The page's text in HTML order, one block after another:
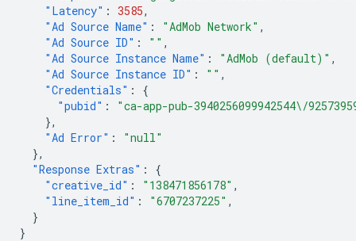
"Latency" : 3585,
"Ad Source Name" : "AdMob Network" ,
"Ad Source ID" : "" ,
"Ad Source Instance Name" : "AdMob (default)" ,
"Ad Source Instance ID" : "" ,
"Credentials" :
{
"pubid" :
"ca-app-pub-3940256099942544\/
},
"Ad Error" :
"null"
},
"Response Extras" :
{
"creative_id" : "138471856178" ,
"line_item_id" : "6707237225" ,
}
}